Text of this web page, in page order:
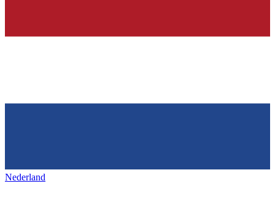
Nederland